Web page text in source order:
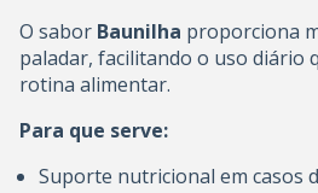
O sabor Baunilha proporciona
paladar, facilitando o uso diário
rotina alimentar.
Para que serve:
Suporte nutricional em casos